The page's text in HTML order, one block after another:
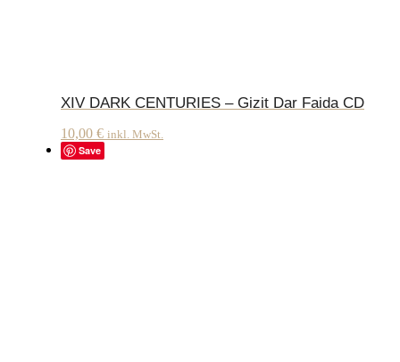
XIV DARK CENTURIES – Gizit Dar Faida CD
10,00 € inkl. MwSt.
Save